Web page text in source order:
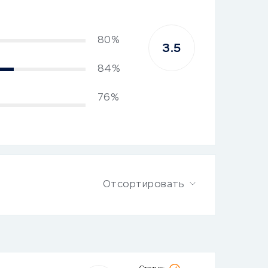
80%
84%
76%
3.5
Отсортировать